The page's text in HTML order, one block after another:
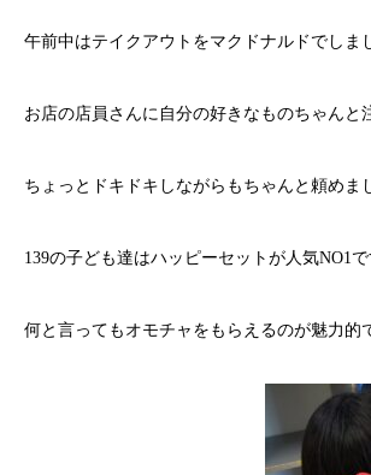
午前中はテイクアウトをマクドナルドでしま
お店の店員さんに自分の好きなものちゃんと
ちょっとドキドキしながらもちゃんと頼めま
139の子ども達はハッピーセットが人気NO1
何と言ってもオモチャをもらえるのが魅力的